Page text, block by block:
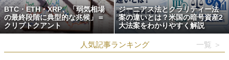
BTC・ETH・XRP、「弱気相場
の最終段階に典型的な兆候」＝
クリプトクアント
ジーニアス法とクラリティー法
案の違いとは？米国の暗号資産2
大法案をわかりやすく解説
人気記事ランキング 一覧 ＞